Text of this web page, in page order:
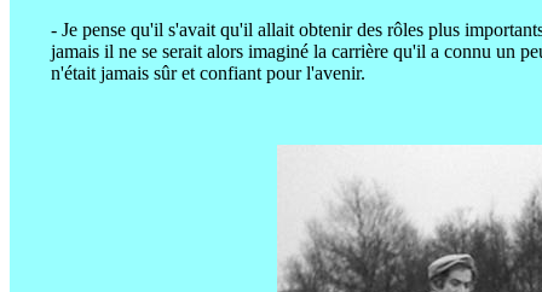
- Je pense qu'il s'avait qu'il allait obtenir des rôles plus
jamais il ne se serait alors imaginé la carrière qu'il a connu un
n'était jamais sûr et confiant pour l'avenir.